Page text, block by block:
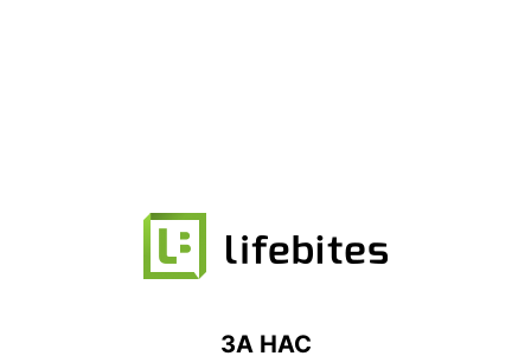
ЗА НАС